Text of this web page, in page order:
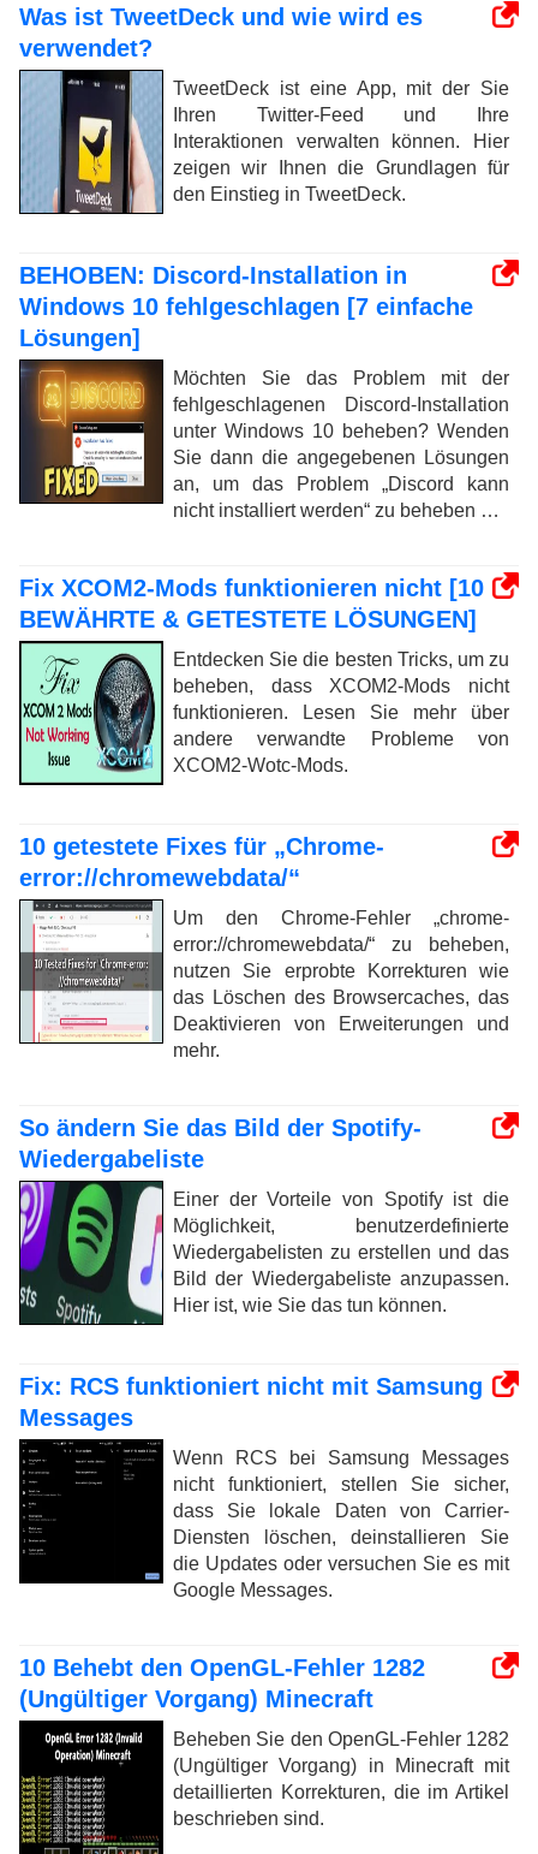
Was ist TweetDeck und wie wird es
verwendet?
TweetDeck ist eine App, mit der Sie
Ihren Twitter-Feed und Ihre
Interaktionen verwalten können. Hier
zeigen wir Ihnen die Grundlagen für
den Einstieg in TweetDeck.
BEHOBEN: Discord-Installation in
Windows 10 fehlgeschlagen [7 einfache
Lösungen]
Möchten Sie das Problem mit der
fehlgeschlagenen Discord-Installation
unter Windows 10 beheben? Wenden
Sie dann die angegebenen Lösungen
an, um das Problem „Discord kann
nicht installiert werden“ zu beheben …
Fix XCOM2-Mods funktionieren nicht [10
BEWÄHRTE & GETESTETE LÖSUNGEN]
Entdecken Sie die besten Tricks, um zu
beheben, dass XCOM2-Mods nicht
funktionieren. Lesen Sie mehr über
andere verwandte Probleme von
XCOM2-Wotc-Mods.
10 getestete Fixes für „Chrome-
error://chromewebdata/“
Um den Chrome-Fehler „chrome-
error://chromewebdata/“ zu beheben,
nutzen Sie erprobte Korrekturen wie
das Löschen des Browsercaches, das
Deaktivieren von Erweiterungen und
mehr.
So ändern Sie das Bild der Spotify-
Wiedergabeliste
Einer der Vorteile von Spotify ist die
Möglichkeit, benutzerdefinierte
Wiedergabelisten zu erstellen und das
Bild der Wiedergabeliste anzupassen.
Hier ist, wie Sie das tun können.
Fix: RCS funktioniert nicht mit Samsung
Messages
Wenn RCS bei Samsung Messages
nicht funktioniert, stellen Sie sicher,
dass Sie lokale Daten von Carrier-
Diensten löschen, deinstallieren Sie
die Updates oder versuchen Sie es mit
Google Messages.
10 Behebt den OpenGL-Fehler 1282
(Ungültiger Vorgang) Minecraft
Beheben Sie den OpenGL-Fehler 1282
(Ungültiger Vorgang) in Minecraft mit
detaillierten Korrekturen, die im Artikel
beschrieben sind.